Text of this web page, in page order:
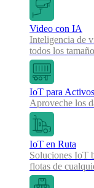
Video con IA
Inteligencia de
todos los
IoT para Activos
Aproveche los
IoT en Ruta
Soluciones IoT
flotas de